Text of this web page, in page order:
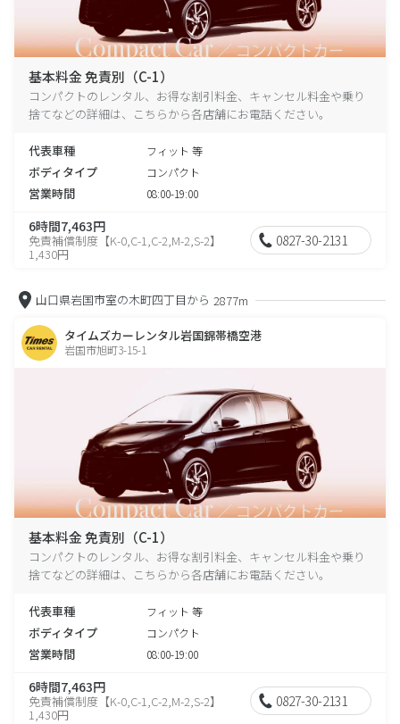
基本料金 免責別（C-1）
コンパクトのレンタル、お得な割引料金、キャンセル料金や乗り
捨てなどの詳細は、こちらから各店舗にお電話ください。
代表車種 フィット 等
ボディタイプ コンパクト
営業時間 08:00-19:00
6時間7,463円
免責補償制度【K-0,C-1,C-2,M-2,S-2】
1,430円
0827-30-2131
山口県岩国市室の木町四丁目から 2877m
タイムズカーレンタル岩国錦帯橋空港
岩国市旭町3-15-1
基本料金 免責別（C-1）
コンパクトのレンタル、お得な割引料金、キャンセル料金や乗り
捨てなどの詳細は、こちらから各店舗にお電話ください。
代表車種 フィット 等
ボディタイプ コンパクト
営業時間 08:00-19:00
6時間7,463円
免責補償制度【K-0,C-1,C-2,M-2,S-2】
1,430円
0827-30-2131